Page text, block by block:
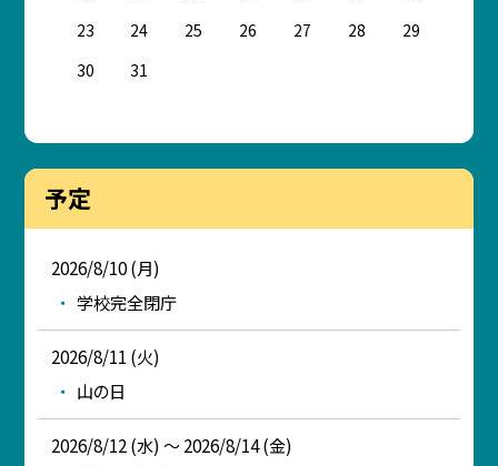
23
24 25 26 27 28
29
30
31
予定
2026/8/10 (月)
学校完全閉庁
2026/8/11 (火)
山の日
2026/8/12 (水) ～ 2026/8/14 (金)